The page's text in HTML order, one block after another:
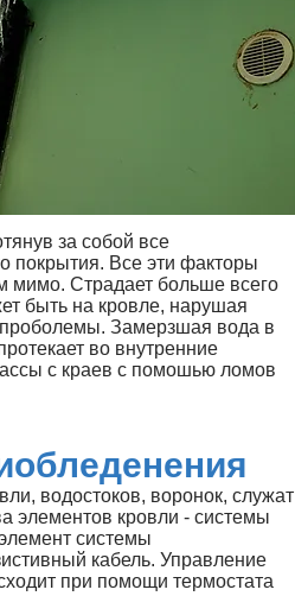
за собой все
покрытия. Все эти факторы
мимо. Страдает больше всего
быть на кровле, нарушая
проболемы. Замерзшая вода в
во внутренние
с краев с помошью ломов
водостоков, воронок, служат
элементов кровли - системы
системы
кабель. Управление
при помощи термостата